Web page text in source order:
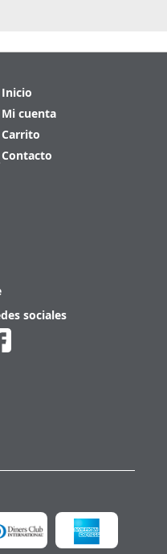
Inicio
Mi cuenta
Carrito
Contacto
sociales